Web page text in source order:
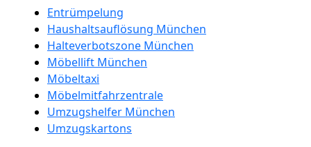
Entrümpelung
Haushaltsauflösung München
Halteverbotszone München
Möbellift München
Möbeltaxi
Möbelmitfahrzentrale
Umzugshelfer München
Umzugskartons